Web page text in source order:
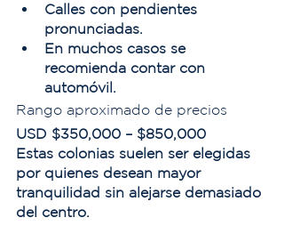
Calles con pendientes
pronunciadas.
En muchos casos se
recomienda contar con
automóvil.
Rango aproximado de precios
USD $350,000 – $850,000
Estas colonias suelen ser elegidas
por quienes desean mayor
tranquilidad sin alejarse demasiado
del centro.